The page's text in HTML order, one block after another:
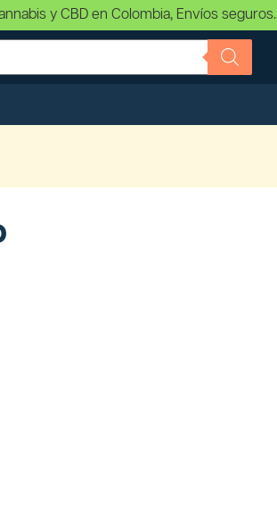
y CBD en Colombia, Envíos seguros.